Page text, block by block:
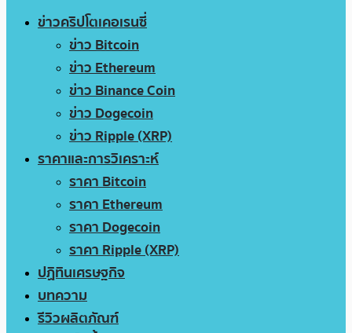
ข่าวคริปโตเคอเรนซี่
ข่าว Bitcoin
ข่าว Ethereum
ข่าว Binance Coin
ข่าว Dogecoin
ข่าว Ripple (XRP)
ราคาและการวิเคราะห์
ราคา Bitcoin
ราคา Ethereum
ราคา Dogecoin
ราคา Ripple (XRP)
ปฏิทินเศรษฐกิจ
บทความ
รีวิวผลิตภัณฑ์